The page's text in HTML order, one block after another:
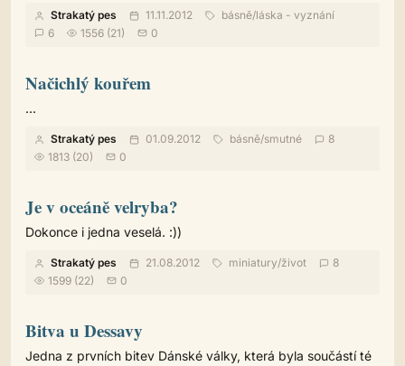
Strakatý pes 11.11.2012 básně/láska - vyznání
6
1556 (21) 0
Načichlý kouřem
...
Strakatý pes 01.09.2012 básně/smutné
8
1813 (20)
0
Je v oceáně velryba?
Dokonce i jedna veselá. :))
Strakatý pes 21.08.2012 miniatury/život
8
1599 (22)
0
Bitva u Dessavy
Jedna z prvních bitev Dánské války, která byla součástí té